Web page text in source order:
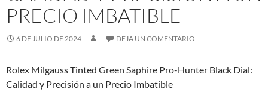
PRECIO IMBATIBLE
6 DE JULIO DE 2024 DEJA UN COMENTARIO
Rolex Milgauss Tinted Green Saphire Pro-Hunter Black Dial:
Calidad y Precisión a un Precio Imbatible